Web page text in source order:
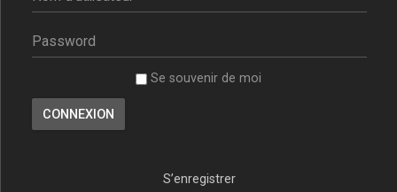
Se souvenir de moi
S’enregistrer